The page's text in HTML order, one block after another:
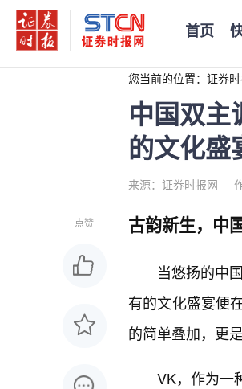
首页
您当前的位置： 证券
中国双主
的文化盛
来源：证券时报网
点赞 古韵新生，中
当悠扬的中
有的文化盛宴便
的简单叠加，更
VK，作为一